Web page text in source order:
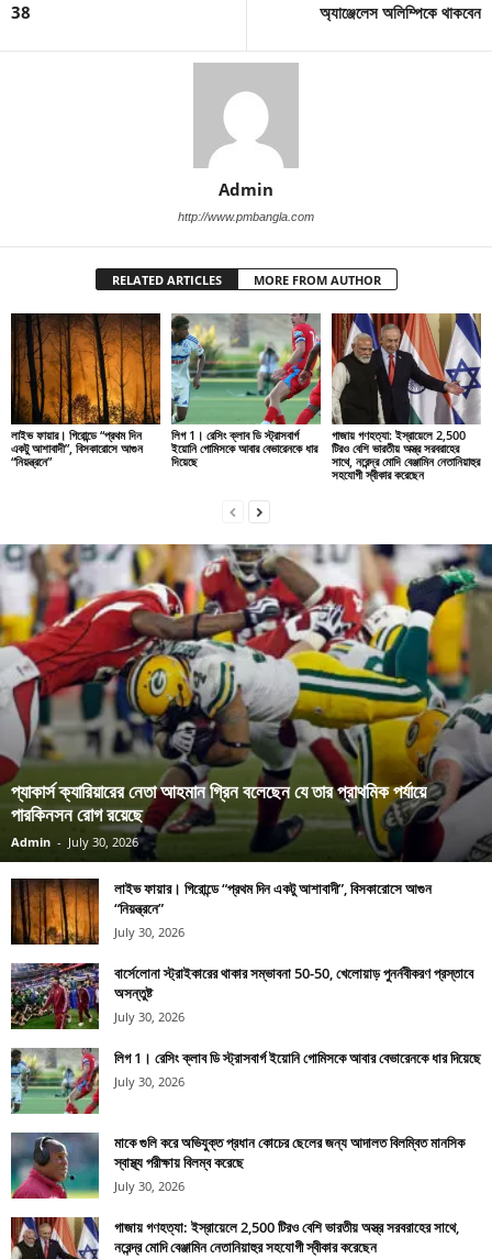
38
অ্যাঞ্জেলেস অলিম্পিকে থাকবেন
Admin
http://www.pmbangla.com
RELATED ARTICLES MORE FROM AUTHOR
লাইভ ফায়ার। গিরোন্ডে “প্রথম দিন
একটু আশাবাদী”, বিসকারোসে আগুন
“নিয়ন্ত্রনে”
লিগ 1। রেসিং ক্লাব ডি স্ট্রাসবার্গ
ইয়োনি গোমিসকে আবার বেভারেনকে ধার
দিয়েছে
গাজায় গণহত্যা: ইস্রায়েলে 2,500
টিরও বেশি ভারতীয় অস্ত্র সরবরাহের
সাথে, নরেন্দ্র মোদি বেঞ্জামিন নেতানিয়াহুর
সহযোগী স্বীকার করেছেন
প্যাকার্স ক্যারিয়ারের নেতা আহমান গ্রিন বলেছেন যে তার প্রাথমিক পর্যায়ে
পারকিনসন রোগ রয়েছে
Admin - July 30, 2026
লাইভ ফায়ার। গিরোন্ডে “প্রথম দিন একটু আশাবাদী”, বিসকারোসে আগুন
“নিয়ন্ত্রনে”
July 30, 2026
বার্সেলোনা স্ট্রাইকারের থাকার সম্ভাবনা 50-50, খেলোয়াড় পুনর্নবীকরণ প্রস্তাবে
অসন্তুষ্ট
July 30, 2026
লিগ 1। রেসিং ক্লাব ডি স্ট্রাসবার্গ ইয়োনি গোমিসকে আবার বেভারেনকে ধার দিয়েছে
July 30, 2026
মাকে গুলি করে অভিযুক্ত প্রধান কোচের ছেলের জন্য আদালত বিলম্বিত মানসিক
স্বাস্থ্য পরীক্ষায় বিলম্ব করেছে
July 30, 2026
গাজায় গণহত্যা: ইস্রায়েলে 2,500 টিরও বেশি ভারতীয় অস্ত্র সরবরাহের সাথে,
নরেন্দ্র মোদি বেঞ্জামিন নেতানিয়াহুর সহযোগী স্বীকার করেছেন